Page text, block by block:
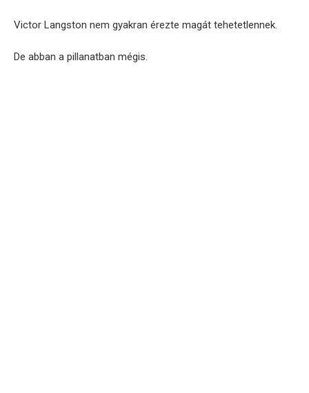
Victor Langston nem gyakran érezte magát tehetetlennek.
De abban a pillanatban mégis.